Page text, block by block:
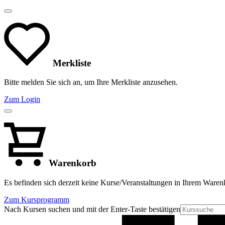
Merkliste
Bitte melden Sie sich an, um Ihre Merkliste anzusehen.
Zum Login
Warenkorb
Es befinden sich derzeit keine Kurse/Veranstaltungen in Ihrem
Zum Kursprogramm
Nach Kursen suchen und mit der Enter-Taste bestätigen